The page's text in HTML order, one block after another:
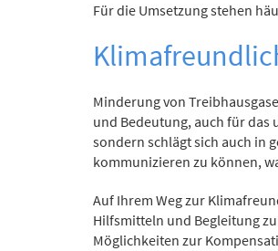
Für die Umsetzung stehen
Minderung von
und Bedeutung, auch für
sondern schlägt sich auch in
kommunizieren zu können,
Auf Ihrem Weg zur
Hilfsmitteln und Begleitung
Möglichkeiten zur